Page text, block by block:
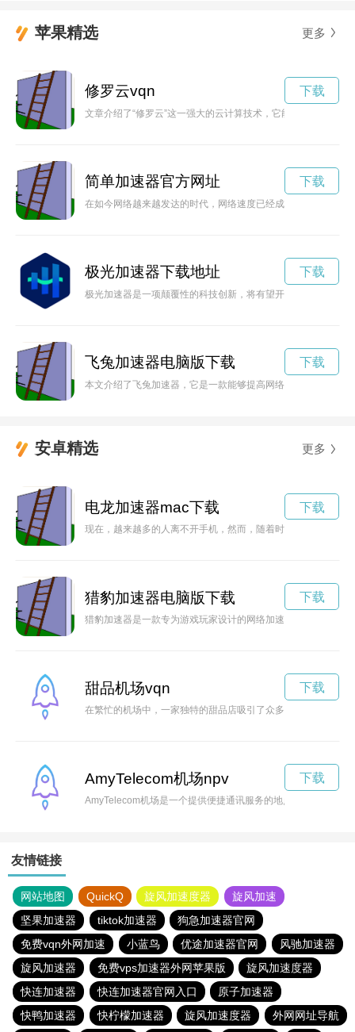
苹果精选 更多
修罗云vqn
文章介绍了“修罗云”这一强大的云计算技术，它能够让用户轻
下载
简单加速器官方网址
在如今网络越来越发达的时代，网络速度已经成为了人们生活
下载
极光加速器下载地址
极光加速器是一项颠覆性的科技创新，将有望开启一片未知的
下载
飞兔加速器电脑版下载
本文介绍了飞兔加速器，它是一款能够提高网络速度的工具，
下载
安卓精选 更多
电龙加速器mac下载
现在，越来越多的人离不开手机，然而，随着时间的推移和使
下载
猎豹加速器电脑版下载
猎豹加速器是一款专为游戏玩家设计的网络加速工具，能够帮
下载
甜品机场vqn
在繁忙的机场中，一家独特的甜品店吸引了众多旅客的目光，
下载
AmyTelecom机场npv
AmyTelecom机场是一个提供便捷通讯服务的地点，让旅客无论
下载
友情链接
网站地图 QuickQ 旋风加速度器
旋风加速
坚果加速器
tiktok加速器
狗急加速器官网
免费vqn外网加速
小蓝鸟 优途加速器官网
风驰加速器
旋风加速器
免费vps加速器外网苹果版
旋风加速度器
快连加速器
快连加速器官网入口
原子加速器
快鸭加速器
快柠檬加速器 旋风加速度器 外网网址导航